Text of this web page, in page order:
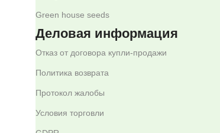
Green house seeds
Деловая информация
Отказ от договора купли-продажи
Политика возврата
Протокол жалобы
Условия торговли